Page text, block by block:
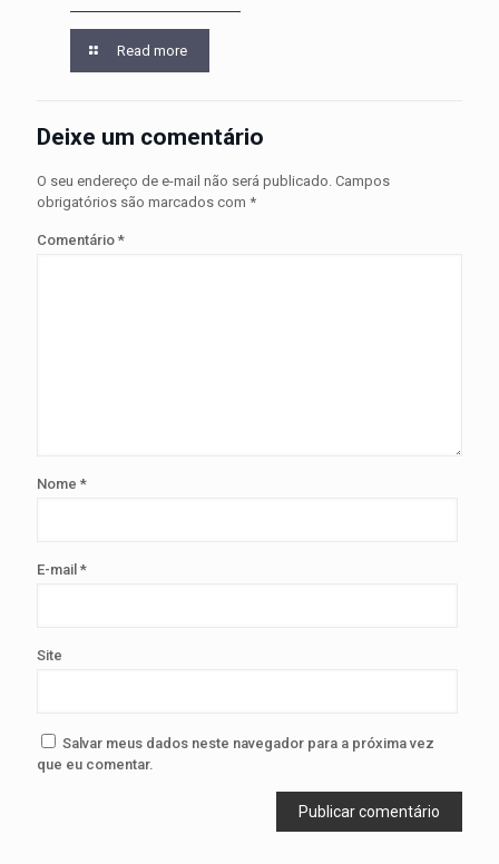
Read more
Deixe um comentário
O seu endereço de e-mail não será publicado. Campos
obrigatórios são marcados com *
Comentário *
Nome *
E-mail *
Site
Salvar meus dados neste navegador para a próxima vez
que eu comentar.